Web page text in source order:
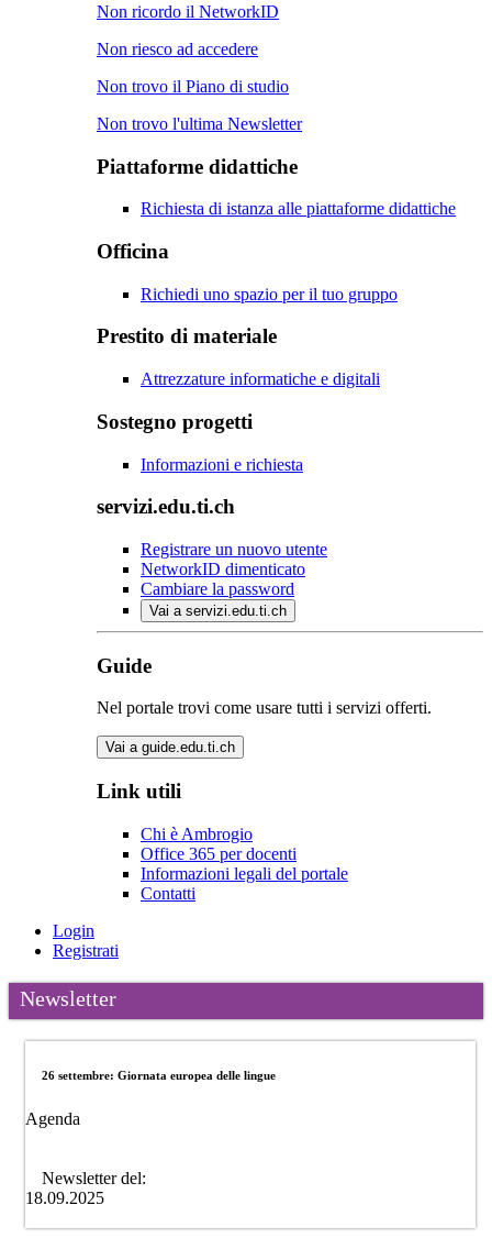
Non ricordo il NetworkID
Non riesco ad accedere
Non trovo il Piano di studio
Non trovo l'ultima Newsletter
Piattaforme didattiche
Richiesta di istanza alle piattaforme didattiche
Officina
Richiedi uno spazio per il tuo gruppo
Prestito di materiale
Attrezzature informatiche e digitali
Sostegno progetti
Informazioni e richiesta
servizi.edu.ti.ch
Registrare un nuovo utente
NetworkID dimenticato
Cambiare la password
Vai a servizi.edu.ti.ch
Guide
Nel portale trovi come usare tutti i servizi offerti.
Vai a guide.edu.ti.ch
Link utili
Chi è Ambrogio
Office 365 per docenti
Informazioni legali del portale
Contatti
Login
Registrati
Newsletter
26 settembre: Giornata europea delle lingue
Agenda
Newsletter del:
18.09.2025